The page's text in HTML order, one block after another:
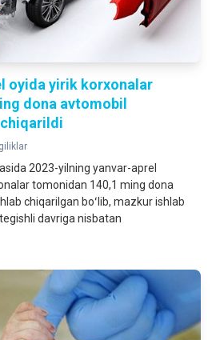
oyida yirik korxonalar
dona avtomobil
2023-yilning yanvar-aprel
tomonidan 140,1 ming dona
chiqarilgan boʻlib, mazkur ishlab
davriga nisbatan